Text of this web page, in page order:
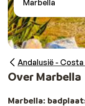
Marbella
Andalusië - Costa
Over Marbella
Marbella: